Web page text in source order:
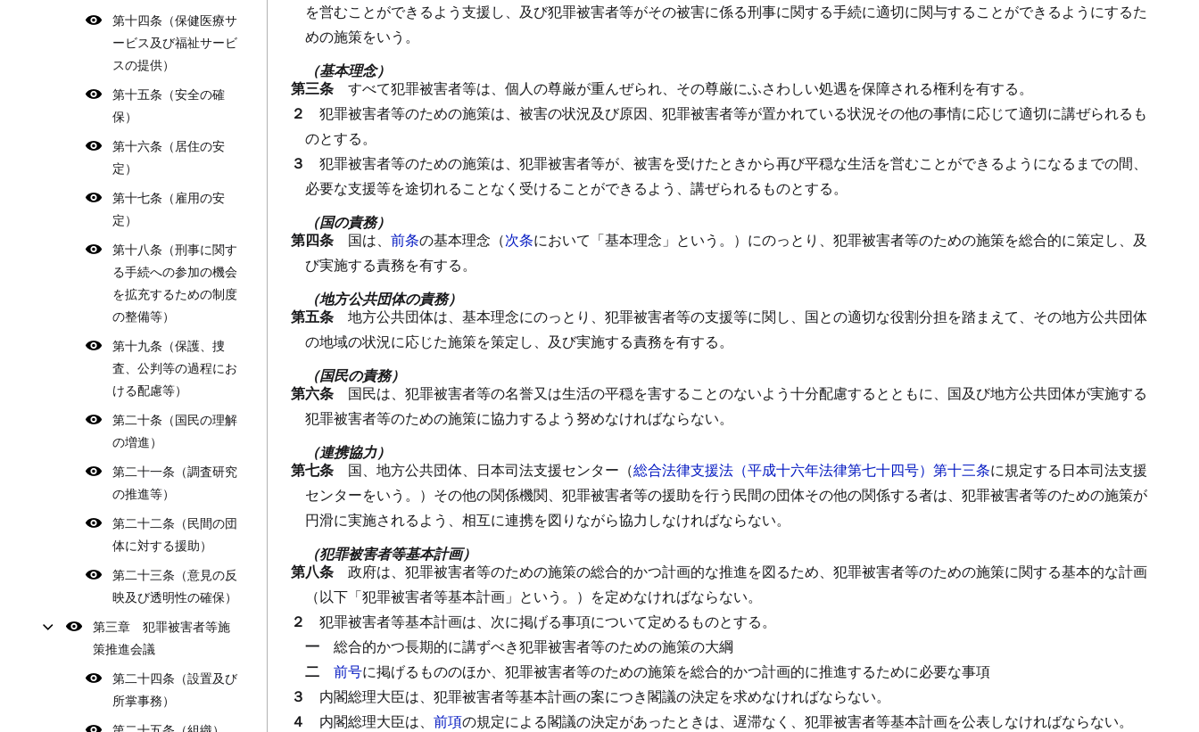
第十四条（保健医療サ
ービス及び福祉サービ
スの提供）
第十五条（安全の確
保）
第十六条（居住の安
定）
第十七条（雇用の安
定）
第十八条（刑事に関す
る手続への参加の機会
を拡充するための制度
の整備等）
第十九条（保護、捜
査、公判等の過程にお
ける配慮等）
第二十条（国民の理解
の増進）
第二十一条（調査研究
の推進等）
第二十二条（民間の団
体に対する援助）
第二十三条（意見の反
映及び透明性の確保）
第三章 犯罪被害者等施
策推進会議
第二十四条（設置及び
所掌事務）
を営むことができるよう支援し、及び犯罪被害者等がその被害に係る刑事に関する手続に適切に関与することができるようにするた
めの施策をいう。
（基本理念）
第三条 すべて犯罪被害者等は、個人の尊厳が重んぜられ、その尊厳にふさわしい処遇を保障される権利を有する。
２ 犯罪被害者等のための施策は、被害の状況及び原因、犯罪被害者等が置かれている状況その他の事情に応じて適切に講ぜられるも
のとする。
３ 犯罪被害者等のための施策は、犯罪被害者等が、被害を受けたときから再び平穏な生活を営むことができるようになるまでの間、
必要な支援等を途切れることなく受けることができるよう、講ぜられるものとする。
（国の責務）
第四条 国は、 前条の基本理念（次条において「基本理念」という。）にのっとり、犯罪被害者等のための施策を総合的に策定し、及
び実施する責務を有する。
（地方公共団体の責務）
第五条 地方公共団体は、基本理念にのっとり、犯罪被害者等の支援等に関し、国との適切な役割分担を踏まえて、その地方公共団体
の地域の状況に応じた施策を策定し、及び実施する責務を有する。
（国民の責務）
第六条 国民は、犯罪被害者等の名誉又は生活の平穏を害することのないよう十分配慮するとともに、国及び地方公共団体が実施する
犯罪被害者等のための施策に協力するよう努めなければならない。
（連携協力）
第七条 国、地方公共団体、日本司法支援センター（総合法律支援法（平成十六年法律第七十四号）第十三条に規定する日本司法支援
センターをいう。）その他の関係機関、犯罪被害者等の援助を行う民間の団体その他の関係する者は、犯罪被害者等のための施策が
円滑に実施されるよう、相互に連携を図りながら協力しなければならない。
（犯罪被害者等基本計画）
第八条 政府は、犯罪被害者等のための施策の総合的かつ計画的な推進を図るため、犯罪被害者等のための施策に関する基本的な計画
（以下「犯罪被害者等基本計画」という。）を定めなければならない。
２ 犯罪被害者等基本計画は、次に掲げる事項について定めるものとする。
一 総合的かつ長期的に講ずべき犯罪被害者等のための施策の大綱
二 前号に掲げるもののほか、犯罪被害者等のための施策を総合的かつ計画的に推進するために必要な事項
３ 内閣総理大臣は、犯罪被害者等基本計画の案につき閣議の決定を求めなければならない。
４ 内閣総理大臣は、 前項の規定による閣議の決定があったときは、遅滞なく、犯罪被害者等基本計画を公表しなければならない。